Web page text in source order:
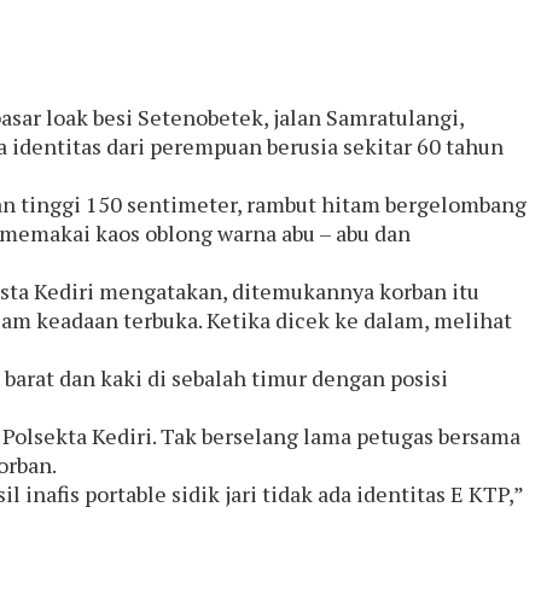
loak besi Setenobetek, jalan Samratulangi,
identitas dari perempuan berusia sekitar 60 tahun
tinggi 150 sentimeter, rambut hitam bergelombang
kaos oblong warna abu – abu dan
Kediri mengatakan, ditemukannya korban itu
keadaan terbuka. Ketika dicek ke dalam, melihat
dan kaki di sebalah timur dengan posisi
Kediri. Tak berselang lama petugas bersama
inafis portable sidik jari tidak ada identitas E KTP,”